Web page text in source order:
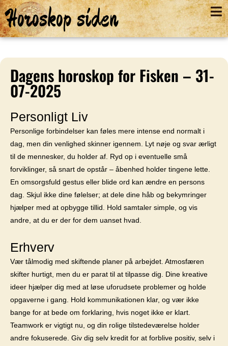
Horoskop siden
Dagens horoskop for Fisken – 31-
07-2025
Personligt Liv
Personlige forbindelser kan føles mere intense end normalt i
dag, men din venlighed skinner igennem. Lyt nøje og svar ærligt
til de mennesker, du holder af. Ryd op i eventuelle små
forviklinger, så snart de opstår – åbenhed holder tingene lette.
En omsorgsfuld gestus eller blide ord kan ændre en persons
dag. Skjul ikke dine følelser; at dele dine håb og bekymringer
hjælper med at opbygge tillid. Hold samtaler simple, og vis
andre, at du er der for dem uanset hvad.
Erhverv
Vær tålmodig med skiftende planer på arbejdet. Atmosfæren
skifter hurtigt, men du er parat til at tilpasse dig. Dine kreative
ideer hjælper dig med at løse uforudsete problemer og holde
opgaverne i gang. Hold kommunikationen klar, og vær ikke
bange for at bede om forklaring, hvis noget ikke er klart.
Teamwork er vigtigt nu, og din rolige tilstedeværelse holder
andre fokuserede. Giv dig selv kredit for at forblive positiv, selv i